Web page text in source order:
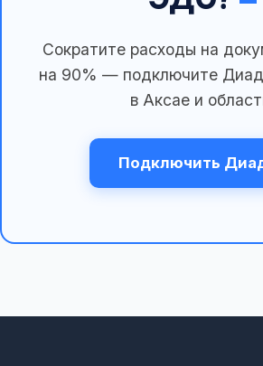
Сократите расходы на
на 90% — подключите
в Аксае и
Подключить